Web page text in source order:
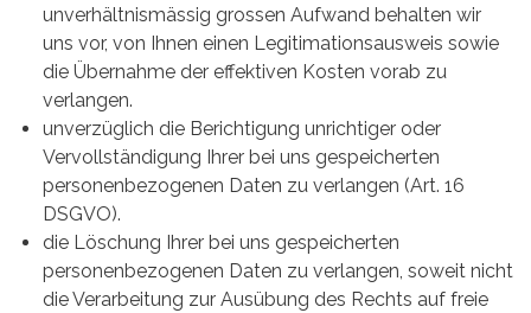
unverhältnismässig grossen Aufwand behalten wir
uns vor, von Ihnen einen Legitimationsausweis sowie
die Übernahme der effektiven Kosten vorab zu
verlangen.
unverzüglich die Berichtigung unrichtiger oder
Vervollständigung Ihrer bei uns gespeicherten
personenbezogenen Daten zu verlangen (Art. 16
DSGVO).
die Löschung Ihrer bei uns gespeicherten
personenbezogenen Daten zu verlangen, soweit nicht
die Verarbeitung zur Ausübung des Rechts auf freie